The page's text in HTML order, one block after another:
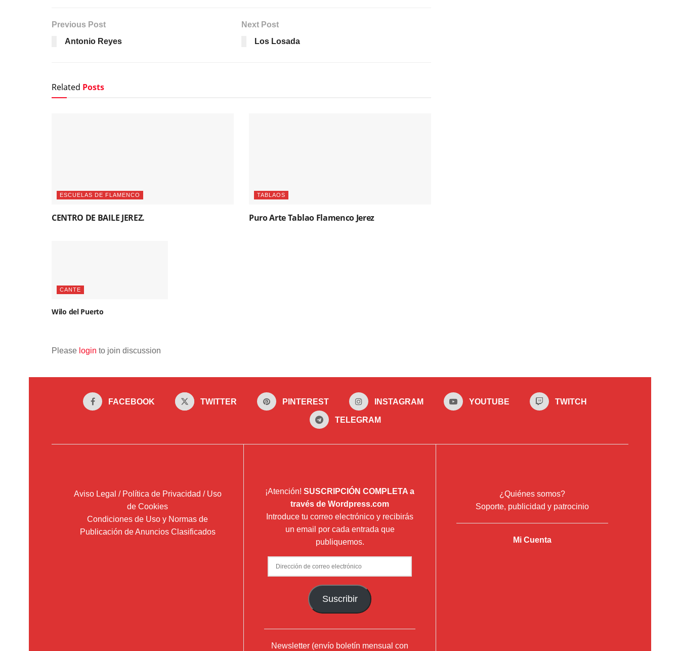
Previous Post
Antonio Reyes
Next Post
Los Losada
Related Posts
ESCUELAS DE FLAMENCO
CENTRO DE BAILE JEREZ.
TABLAOS
Puro Arte Tablao Flamenco Jerez
CANTE
Wilo del Puerto
Please login to join discussion
FACEBOOK TWITTER PINTEREST INSTAGRAM YOUTUBE TWITCH
TELEGRAM
Aviso Legal / Política de Privacidad / Uso
de Cookies
Condiciones de Uso y Normas de
Publicación de Anuncios Clasificados
¡Atención! SUSCRIPCIÓN COMPLETA a
través de Wordpress.com
Introduce tu correo electrónico y recibirás
un email por cada entrada que
publiquemos.
Dirección
de
Suscribir
Newsletter (envío boletín mensual con
¿Quiénes somos?
Soporte, publicidad y patrocinio
Mi Cuenta